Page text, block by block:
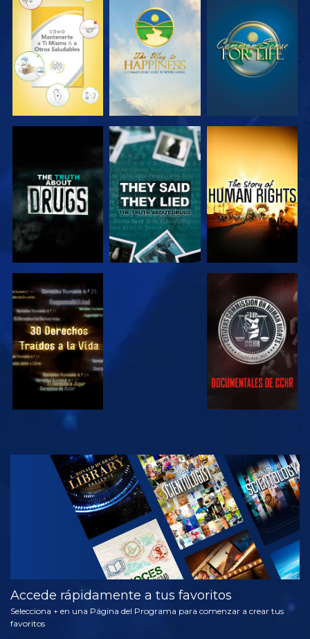
VE VE VE
VE VE
VE VE
VE
EXPLORA LAS
SERIES
Accede rápidamente a tus favoritos
Selecciona + en una Página del Programa para comenzar a crear tus
favoritos